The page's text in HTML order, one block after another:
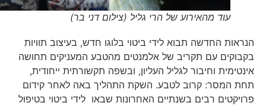
עוד מהאירוע של הרי גליל (צילום דני בר)
הנראות החדשה תבוא לידי ביטוי בלוגו חדש, בעיצוב תוויות
בקבוקים עם תקריב של אלמנטים מהטבע המעניקים תחושה
אינטימית וחיבור לגליל העליון, ובשפה תקשורתית ייחודית,
תחת המסר: קרוב לטבע. השקת התהליך באה לאחר קידום
פרויקטים רבים בשנתיים האחרונות שבאו לידי ביטוי בטיפול